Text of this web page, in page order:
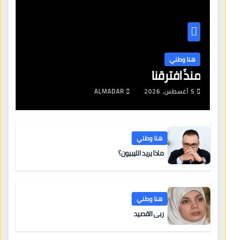
هنا وطني
منذُ افترقنا
5 أغسطس، 2026 ALMADAR
هنا وطني
ماذا يريد الليبيون؟
هنا وطني
ربى القصيد